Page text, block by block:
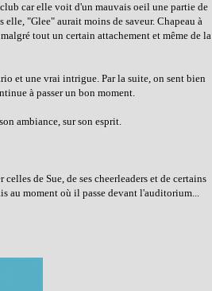
car elle voit d'un mauvais oeil une partie de
"Glee" aurait moins de saveur. Chapeau à
tout un certain attachement et même de la
et une vrai intrigue. Par la suite, on sent bien
à passer un bon moment.
ambiance, sur son esprit.
de Sue, de ses cheerleaders et de certains
au moment où il passe devant l'auditorium...